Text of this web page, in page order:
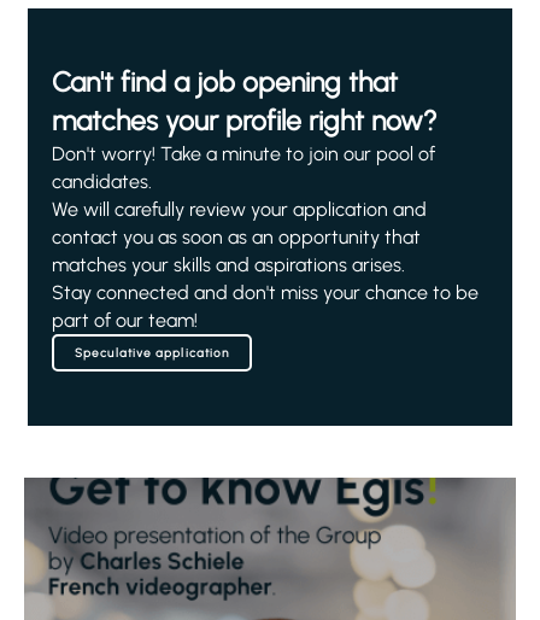
Can't find a job opening that
matches your profile right now?
Don't worry! Take a minute to join our pool of
candidates.
We will carefully review your application and
contact you as soon as an opportunity that
matches your skills and aspirations arises.
Stay connected and don't miss your chance to be
part of our team!
Speculative application